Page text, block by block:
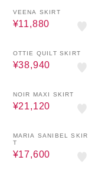
VEENA SKIRT
¥11,880
OTTIE QUILT SKIRT
¥38,940
NOIR MAXI SKIRT
¥21,120
MARIA SANIBEL SKIR
T
¥17,600